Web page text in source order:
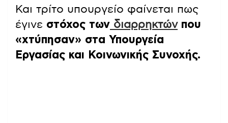
Και τρίτο υπουργείο φαίνεται πως
έγινε στόχος των διαρρηκτώνπου
«χτύπησαν» στα Υπουργεία
Εργασίας και Κοινωνικής Συνοχής.